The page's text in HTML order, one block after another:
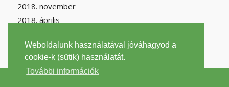
Weboldalunk használatával jóváhagyod a
cookie-k (sütik) használatát.
További információk
2018. november
2018. április